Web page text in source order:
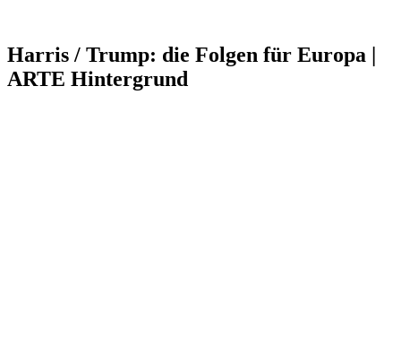
Harris / Trump: die Folgen für Europa |
ARTE Hintergrund